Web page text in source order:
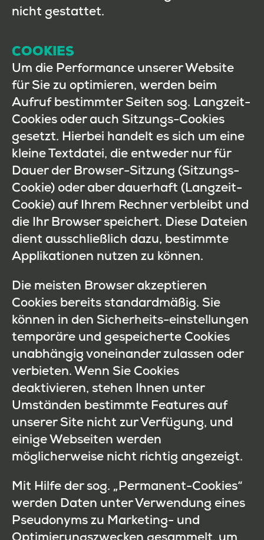
nicht gestattet.
COOKIES
Um die Performance unserer Website
für Sie zu optimieren, werden beim
Aufruf bestimmter Seiten sog. Langzeit-
Cookies oder auch Sitzungs-Cookies
gesetzt. Hierbei handelt es sich um eine
kleine Textdatei, die entweder nur für
Dauer der Browser-Sitzung (Sitzungs-
Cookie) oder aber dauerhaft (Langzeit-
Cookie) auf Ihrem Rechner verbleibt und
die Ihr Browser speichert. Diese Dateien
dient ausschließlich dazu, bestimmte
Applikationen nutzen zu können.
Die meisten Browser akzeptieren
Cookies bereits standardmäßig. Sie
können in den Sicherheits-einstellungen
temporäre und gespeicherte Cookies
unabhängig voneinander zulassen oder
verbieten. Wenn Sie Cookies
deaktivieren, stehen Ihnen unter
Umständen bestimmte Features auf
unserer Site nicht zur Verfügung, und
einige Webseiten werden
möglicherweise nicht richtig angezeigt.
Mit Hilfe der sog. „Permanent-Cookies“
werden Daten unter Verwendung eines
Pseudonyms zu Marketing- und